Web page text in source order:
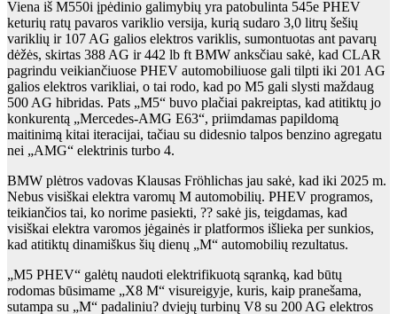
Viena iš M550i įpėdinio galimybių yra patobulinta 545e PHEV
keturių ratų pavaros variklio versija, kurią sudaro 3,0 litrų šešių
variklių ir 107 AG galios elektros variklis, sumontuotas ant pavarų
dėžės, skirtas 388 AG ir 442 lb ft BMW anksčiau sakė, kad CLAR
pagrindu veikiančiuose PHEV automobiliuose gali tilpti iki 201 AG
galios elektros varikliai, o tai rodo, kad po M5 gali slysti maždaug
500 AG hibridas. Pats „M5“ buvo plačiai pakreiptas, kad atitiktų jo
konkurentą „Mercedes-AMG E63“, priimdamas papildomą
maitinimą kitai iteracijai, tačiau su didesnio talpos benzino agregatu
nei „AMG“ elektrinis turbo 4.
BMW plėtros vadovas Klausas Fröhlichas jau sakė, kad iki 2025 m.
Nebus visiškai elektra varomų M automobilių. PHEV programos,
teikiančios tai, ko norime pasiekti, ?? sakė jis, teigdamas, kad
visiškai elektra varomos jėgainės ir platformos išlieka per sunkios,
kad atitiktų dinamiškus šių dienų „M“ automobilių rezultatus.
„M5 PHEV“ galėtų naudoti elektrifikuotą sąranką, kad būtų
rodomas būsimame „X8 M“ visureigyje, kuris, kaip pranešama,
sutampa su „M“ padaliniu? dviejų turbinų V8 su 200 AG elektros